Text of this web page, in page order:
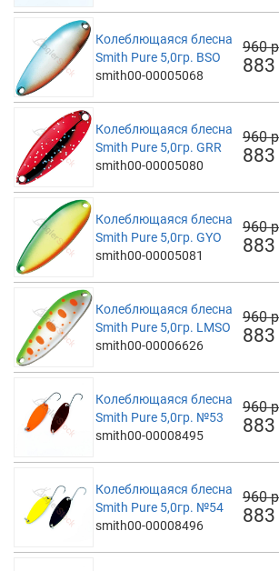
Колеблющаяся блесна
Smith Pure 5,0гр. BSO
smith00-00005068
960
883
Колеблющаяся блесна
Smith Pure 5,0гр. GRR
smith00-00005080
960
883
Колеблющаяся блесна
Smith Pure 5,0гр. GYO
smith00-00005081
960
883
Колеблющаяся блесна
Smith Pure 5,0гр. LMSO
smith00-00006626
960
883
Колеблющаяся блесна
Smith Pure 5,0гр. №53
smith00-00008495
960
883
Колеблющаяся блесна
Smith Pure 5,0гр. №54
smith00-00008496
960
883